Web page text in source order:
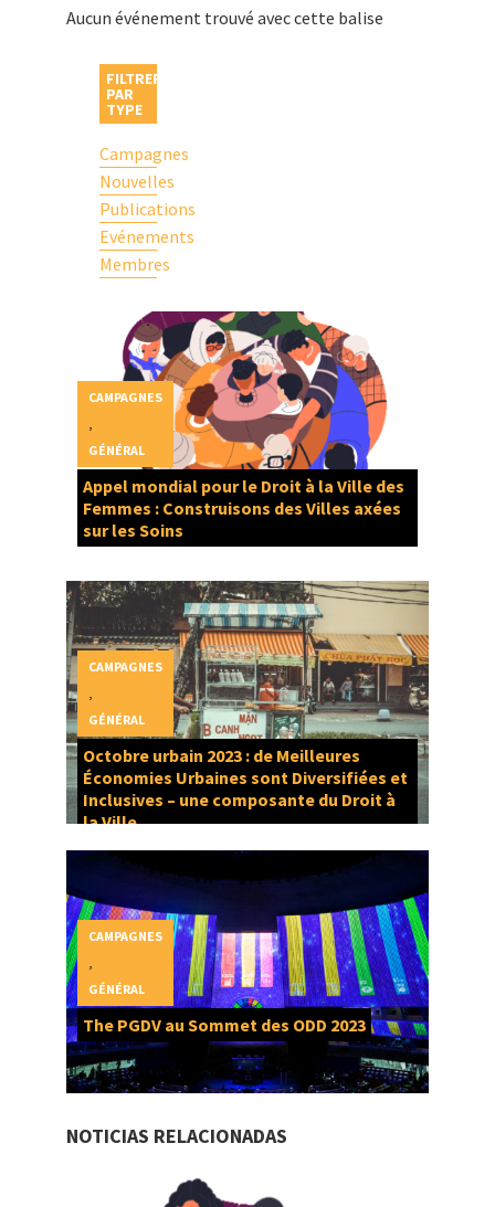
Aucun événement trouvé avec cette balise
FILTRER
PAR
TYPE
Campagnes
Nouvelles
Publications
Evénements
Membres
Appel mondial pour le Droit à la Ville des
Femmes : Construisons des Villes axées
sur les Soins
CAMPAGNES
GÉNÉRAL
Octobre urbain 2023 : de Meilleures
Économies Urbaines sont Diversifiées et
Inclusives – une composante du Droit à
la Ville
CAMPAGNES
GÉNÉRAL
The PGDV au Sommet des ODD 2023
CAMPAGNES
GÉNÉRAL
NOTICIAS RELACIONADAS